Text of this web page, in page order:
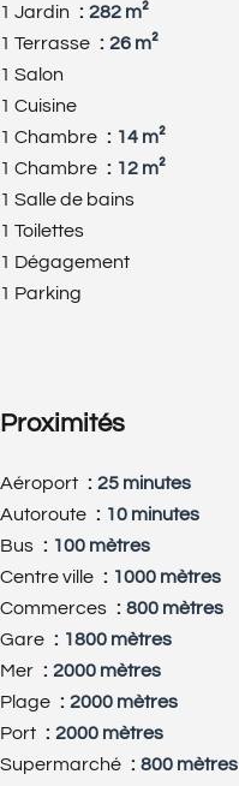
1 Jardin
282 m²
1 Terrasse
26 m²
1 Salon
1 Cuisine
1 Chambre
14 m²
1 Chambre
12 m²
1 Salle de bains
1 Toilettes
1 Dégagement
1 Parking
Proximités
Aéroport
25 minutes
Autoroute
10 minutes
Bus
100 mètres
Centre ville
1000 mètres
Commerces
800 mètres
Gare
1800 mètres
Mer
2000 mètres
Plage
2000 mètres
Port
2000 mètres
Supermarché
800 mètres